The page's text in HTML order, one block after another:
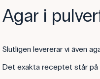
Agar i
Slutligen levererar vi även
Det exakta receptet står på